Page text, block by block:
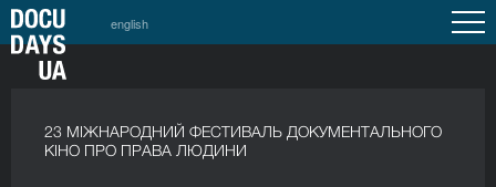
english
23 МІЖНАРОДНИЙ ФЕСТИВАЛЬ ДОКУМЕНТАЛЬНОГО
КІНО ПРО ПРАВА ЛЮДИНИ